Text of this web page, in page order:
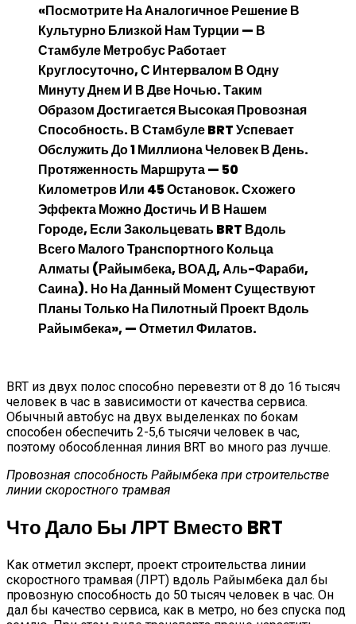
«Посмотрите На Аналогичное Решение В
Культурно Близкой Нам Турции — В
Стамбуле Метробус Работает
Круглосуточно, С Интервалом В Одну
Минуту Днем И В Две Ночью. Таким
Образом Достигается Высокая Провозная
Способность. В Стамбуле BRT Успевает
Обслужить До 1 Миллиона Человек В День.
Протяженность Маршрута — 50
Километров Или 45 Остановок. Схожего
Эффекта Можно Достичь И В Нашем
Городе, Если Закольцевать BRT Вдоль
Всего Малого Транспортного Кольца
Алматы (Райымбека, ВОАД, Аль-Фараби,
Саина). Но На Данный Момент Существуют
Планы Только На Пилотный Проект Вдоль
Райымбека», — Отметил Филатов.
BRT из двух полос способно перевезти от 8 до 16 тысяч
человек в час в зависимости от качества сервиса.
Обычный автобус на двух выделенках по бокам
способен обеспечить 2-5,6 тысячи человек в час,
поэтому обособленная линия BRT во много раз лучше.
Провозная способность Райымбека при строительстве
линии скоростного трамвая
Что Дало Бы ЛРТ Вместо BRT
Как отметил эксперт, проект строительства линии
скоростного трамвая (ЛРТ) вдоль Райымбека дал бы
провозную способность до 50 тысяч человек в час. Он
дал бы качество сервиса, как в метро, но без спуска под